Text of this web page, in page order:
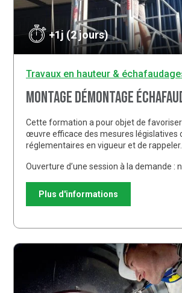
+1j (2 jours)
Travaux en hauteur &
Montage démontage
Cette formation a pour objet de
œuvre efficace des mesures législatives
réglementaires en vigueur et de rappeler…
Ouverture d’une session à la demande :
Plus d'informations